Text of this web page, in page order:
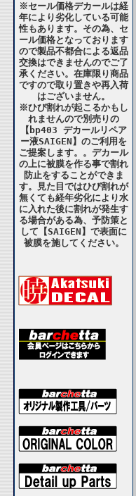
※セール価格デカールは経
年により劣化している可能
性もあります。その為、セ
ール価格となっております
ので製品不都合による返品
交換はできませんのでご了
承ください。在庫限り商品
ですので取り置きや再入荷
はございません。
※ひび割れが起こるかもし
れませんので別売りの
【bp403 デカールリペア
ー液SAIGEN】のご利用を
ご提案します。。デカール
の上に被膜を作る事で割れ
防止をすることができま
す。見た目ではひび割れが
無くても経年劣化により水
に入れた後に割れが発生す
る場合がある為、予防策と
して【SAIGEN】で表面に
被膜を施してください。